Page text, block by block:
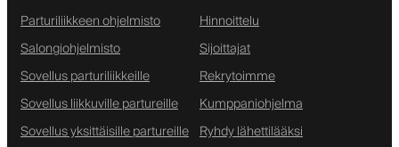
Parturiliikkeen ohjelmisto
Salongiohjelmisto
Sovellus parturiliikkeille
Sovellus liikkuville partureille
Sovellus yksittäisille partureille
Hinnoittelu
Sijoittajat
Rekrytoimme
Kumppaniohjelma
Ryhdy lähettilääksi